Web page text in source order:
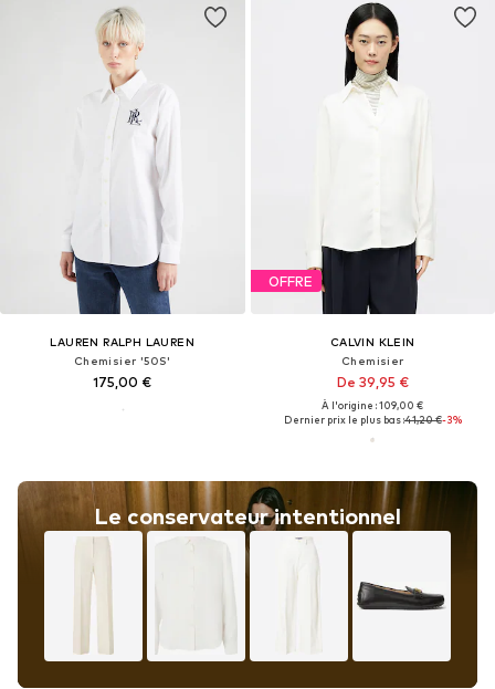
LAUREN RALPH LAUREN
Chemisier '50S'
175,00 €
Le conservateur intentionnel
OFFRE
CALVIN KLEIN
Chemisier
De 39,95 €
À l'origine : 109,00 €
Dernier prix le plus bas :41,20 €-3%